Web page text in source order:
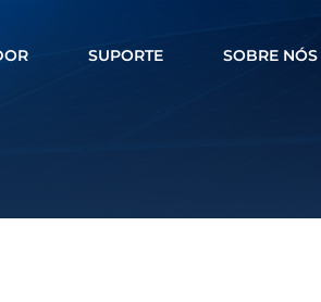
SUPORTE SOBRE NÓS